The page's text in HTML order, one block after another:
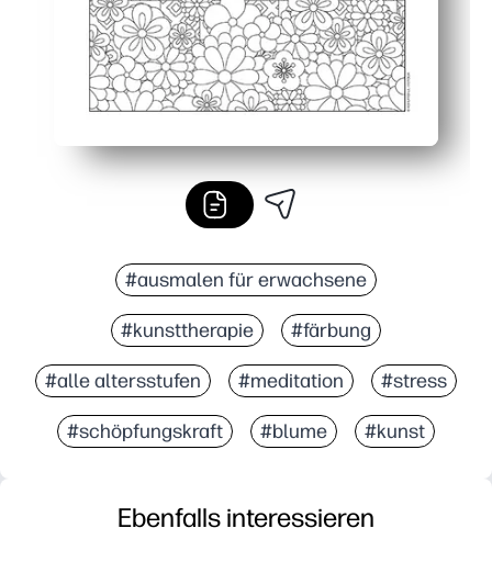
#ausmalen für erwachsene
#kunsttherapie #färbung
#alle altersstufen #meditation #stress
#schöpfungskraft #blume #kunst
Ebenfalls interessieren